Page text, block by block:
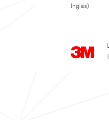
Inglés)